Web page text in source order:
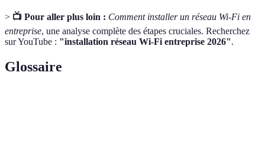
> 📺 Pour aller plus loin : Comment installer un réseau Wi-Fi en
entreprise, une analyse complète des étapes cruciales. Recherchez
sur YouTube : "installation réseau Wi-Fi entreprise 2026".
Glossaire